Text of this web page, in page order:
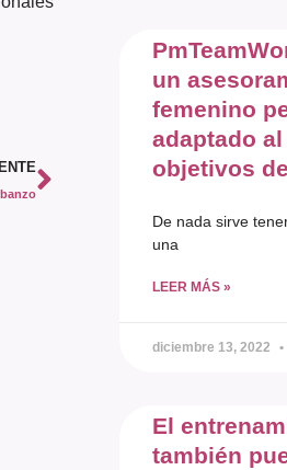
un
femenino
adaptado
objetivos
De nada sirve
una
LEER MÁS »
diciembre 13, 2022
El
también